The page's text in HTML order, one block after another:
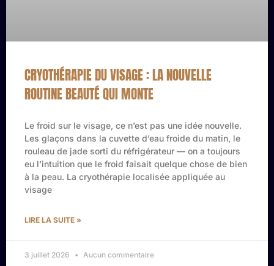
CRYOTHÉRAPIE DU VISAGE : LA NOUVELLE
ROUTINE BEAUTÉ QUI MONTE
Le froid sur le visage, ce n’est pas une idée nouvelle.
Les glaçons dans la cuvette d’eau froide du matin, le
rouleau de jade sorti du réfrigérateur — on a toujours
eu l’intuition que le froid faisait quelque chose de bien
à la peau. La cryothérapie localisée appliquée au
visage
LIRE LA SUITE »
3 juillet 2026 Aucun commentaire